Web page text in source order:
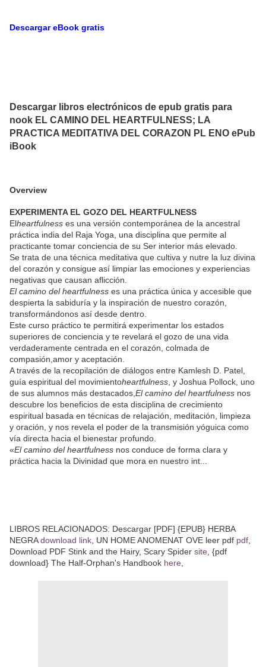
Descargar eBook gratis
Descargar libros electrónicos de epub gratis para
nook EL CAMINO DEL HEARTFULNESS; LA
PRACTICA MEDITATIVA DEL CORAZON PL ENO ePub
iBook
Overview
EXPERIMENTA EL GOZO DEL HEARTFULNESS
Elheartfulness es una versión contemporánea de la ancestral
práctica india del Raja Yoga, una disciplina que permite al
practicante tomar conciencia de su Ser interior más elevado.
Se trata de una técnica meditativa que cultiva y nutre la luz divina
del corazón y consigue así limpiar las emociones y experiencias
negativas que causan aflicción.
El camino del heartfulness es una práctica única y accesible que
despierta la sabiduría y la inspiración de nuestro corazón,
transformándonos así desde dentro.
Este curso práctico te permitirá experimentar los estados
superiores de conciencia y te revelará el gozo de una vida
verdaderamente centrada en el corazón, colmada de
compasión,amor y aceptación.
A través de la recopilación de diálogos entre Kamlesh D. Patel,
guía espiritual del movimientoheartfulness, y Joshua Pollock, uno
de sus alumnos más destacados,El camino del heartfulness nos
descubre los beneficios de esta disciplina de crecimiento
espiritual basada en técnicas de relajación, meditación, limpieza
y oración, y nos revela el poder de la transmisión yóguica como
vía directa hacia el bienestar profundo.
«El camino del heartfulness nos conduce de forma clara y
práctica hacia la Divinidad que mora en nuestro int...
LIBROS RELACIONADOS: Descargar [PDF] {EPUB} HERBA
NEGRAdownload link, UN HOME ANOMENAT OVE leer pdf pdf,
Download PDF Stink and the Hairy, Scary Spider site, {pdf
download} The Half-Orphan's Handbook here,